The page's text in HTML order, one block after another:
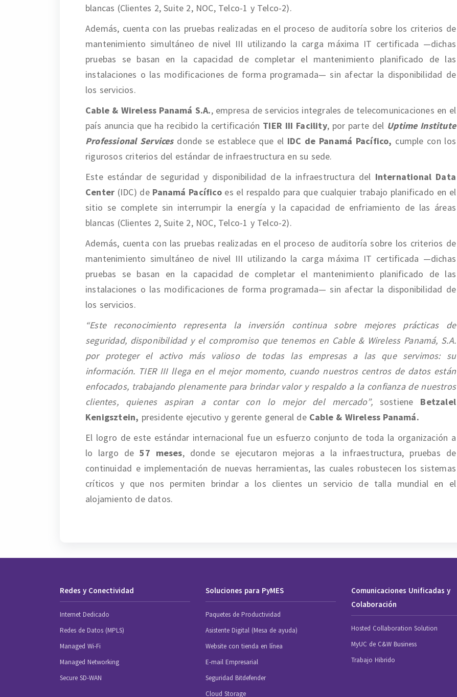
blancas (Clientes 2, Suite 2, NOC, Telco-1 y Telco-2).
Además, cuenta con las pruebas realizadas en el proceso de auditoría sobre los criterios de
mantenimiento simultáneo de nivel III utilizando la carga máxima IT certificada —dichas
pruebas se basan en la capacidad de completar el mantenimiento planificado de las
instalaciones o las modificaciones de forma programada— sin afectar la disponibilidad de
los servicios.
Cable & Wireless Panamá S.A., empresa de servicios integrales de telecomunicaciones en el
país anuncia que ha recibido la certificación TIER III Facility, por parte del Uptime Institute
Professional Servicesdonde se establece que el IDC de Panamá Pacífico, cumple con los
rigurosos criterios del estándar de infraestructura en su sede.
Este estándar de seguridad y disponibilidad de la infraestructura del International Data
Center (IDC) de Panamá Pacífico es el respaldo para que cualquier trabajo planificado en el
sitio se complete sin interrumpir la energía y la capacidad de enfriamiento de las áreas
blancas (Clientes 2, Suite 2, NOC, Telco-1 y Telco-2).
Además, cuenta con las pruebas realizadas en el proceso de auditoría sobre los criterios de
mantenimiento simultáneo de nivel III utilizando la carga máxima IT certificada —dichas
pruebas se basan en la capacidad de completar el mantenimiento planificado de las
instalaciones o las modificaciones de forma programada— sin afectar la disponibilidad de
los servicios.
“Este reconocimiento representa la inversión continua sobre mejores prácticas de
seguridad, disponibilidad y el compromiso que tenemos en Cable & Wireless Panamá, S.A.
por proteger el activo más valioso de todas las empresas a las que servimos: su
información. TIER III llega en el mejor momento, cuando nuestros centros de datos están
enfocados, trabajando plenamente para brindar valor y respaldo a la confianza de nuestros
clientes, quienes aspiran a contar con lo mejor del mercado”, sostiene Betzalel
Kenigsztein, presidente ejecutivo y gerente general de Cable & Wireless Panamá.
El logro de este estándar internacional fue un esfuerzo conjunto de toda la organización a
lo largo de57 meses, donde se ejecutaron mejoras a la infraestructura, pruebas de
continuidad e implementación de nuevas herramientas, las cuales robustecen los sistemas
críticos y que nos permiten brindar a los clientes un servicio de talla mundial en el
alojamiento de datos.
Redes y Conectividad
Internet Dedicado
Redes de Datos (MPLS)
Managed Wi-Fi
Managed Networking
Secure SD-WAN
Soluciones para PyMES
Paquetes de Productividad
Asistente Digital (Mesa de ayuda)
Website con tienda en línea
E-mail Empresarial
Seguridad Bitdefender
Cloud Storage
Comunicaciones Unificadas y
Colaboración
Hosted Collaboration Solution
MyUC de C&W Business
Trabajo Hibrido